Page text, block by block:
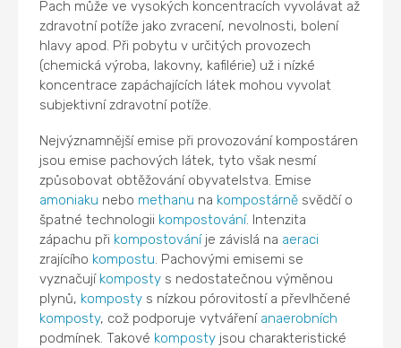
Pach může ve vysokých koncentracích vyvolávat až
zdravotní potíže jako zvracení, nevolnosti, bolení
hlavy apod. Při pobytu v určitých provozech
(chemická výroba, lakovny, kafilérie) už i nízké
koncentrace zapáchajících látek mohou vyvolat
subjektivní zdravotní potíže.
Nejvýznamnější emise při provozování kompostáren
jsou emise pachových látek, tyto však nesmí
způsobovat obtěžování obyvatelstva. Emise
amoniaku nebo methanu na kompostárně svědčí o
špatné technologii kompostování. Intenzita
zápachu při kompostováníje závislá na aeraci
zrajícího kompostu. Pachovými emisemi se
vyznačují komposty s nedostatečnou výměnou
plynů, komposty s nízkou pórovitostí a převlhčené
komposty, což podporuje vytváření anaerobních
podmínek. Takové komposty jsou charakteristické